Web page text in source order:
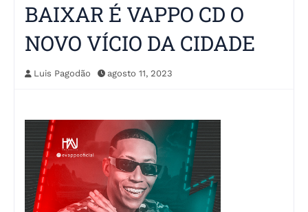
BAIXAR É VAPPO CD O
NOVO VÍCIO DA CIDADE
Luis Pagodão agosto 11, 2023